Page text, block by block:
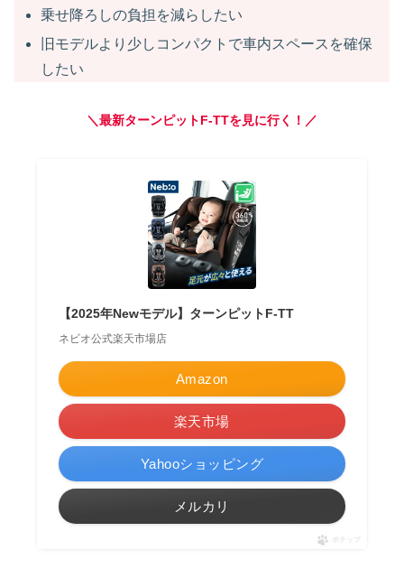
乗せ降ろしの負担を減らしたい
旧モデルより少しコンパクトで車内スペースを確保
したい
＼最新ターンピットF-TTを見に行く！／
【2025年Newモデル】ターンピットF-TT
ネビオ公式楽天市場店
Amazon
楽天市場
Yahooショッピング
メルカリ
ポチップ